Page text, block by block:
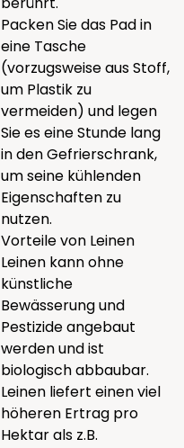
Packen Sie das Pad in
eine Tasche
(vorzugsweise aus Stoff,
um Plastik zu
vermeiden) und legen
Sie es eine Stunde lang
in den Gefrierschrank,
um seine kühlenden
Eigenschaften zu
nutzen.
Vorteile von Leinen
Leinen kann ohne
künstliche
Bewässerung und
Pestizide angebaut
werden und ist
biologisch abbaubar.
Leinen liefert einen viel
höheren Ertrag pro
Hektar als z.B.